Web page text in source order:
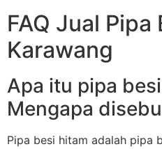
FAQ Jual
Karawang
Apa itu pipa
Mengapa
Pipa besi hitam adalah pipa